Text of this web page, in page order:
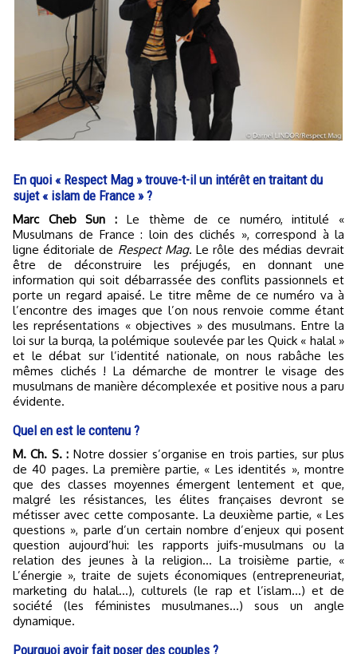
En quoi « Respect Mag » trouve-t-il un intérêt en traitant du
sujet « islam de France » ?
Marc Cheb Sun : Le thème de ce numéro, intitulé «
Musulmans de France : loin des clichés », correspond à la
ligne éditoriale de Respect Mag. Le rôle des médias devrait
être de déconstruire les préjugés, en donnant une
information qui soit débarrassée des conflits passionnels et
porte un regard apaisé. Le titre même de ce numéro va à
l’encontre des images que l’on nous renvoie comme étant
les représentations « objectives » des musulmans. Entre la
loi sur la burqa, la polémique soulevée par les Quick « halal »
et le débat sur l’identité nationale, on nous rabâche les
mêmes clichés ! La démarche de montrer le visage des
musulmans de manière décomplexée et positive nous a paru
évidente.
Quel en est le contenu ?
M. Ch. S. : Notre dossier s’organise en trois parties, sur plus
de 40 pages. La première partie, « Les identités », montre
que des classes moyennes émergent lentement et que,
malgré les résistances, les élites françaises devront se
métisser avec cette composante. La deuxième partie, « Les
questions », parle d’un certain nombre d’enjeux qui posent
question aujourd’hui: les rapports juifs-musulmans ou la
relation des jeunes à la religion… La troisième partie, «
L’énergie », traite de sujets économiques (entrepreneuriat,
marketing du halal…), culturels (le rap et l’islam…) et de
société (les féministes musulmanes…) sous un angle
dynamique.
Pourquoi avoir fait poser des couples ?